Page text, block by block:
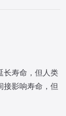
长寿命，但人类
接影响寿命，但